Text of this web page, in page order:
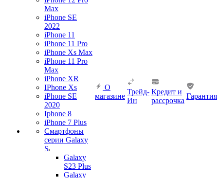
Max
iPhone SE
2022
iPhone 11
iPhone 11 Pro
iPhone Xs Max
iPhone 11 Pro
Max
iPhone XR
IPhone Xs
iPhone SE
2020
Iphone 8
iPhone 7 Plus
Смартфоны
серии Galaxy
S
Galaxy
S23 Plus
Galaxy
О
магазине
Трейд-
Ин
Кредит и
рассрочка
Гарантия